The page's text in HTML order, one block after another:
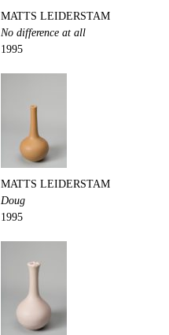
MATTS LEIDERSTAM
No difference at all
1995
MATTS LEIDERSTAM
Doug
1995